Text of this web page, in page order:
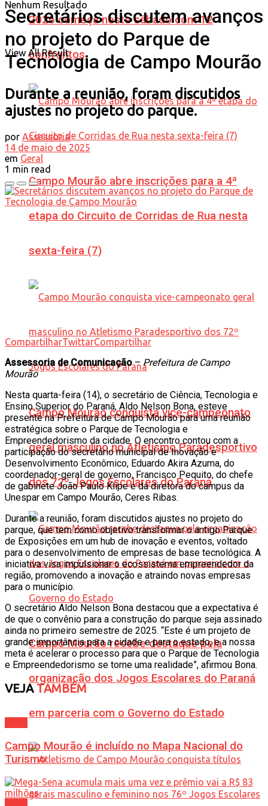
2026 começa neste sábado com 12
confrontos
Campo Mourão abre inscrições para a 4ª
etapa do Circuito de Corridas de Rua nesta
sexta-feira (7)
Campo Mourão conquista vice-campeonato
geral masculino no Atletismo Paradesportivo
dos 72º Jogos Escolares do Paraná
Campo Mourão recebe destaque pela
organização dos Jogos Escolares do Paraná
em parceria com o Governo do Estado
Nenhum Resultado
View All Result
Secretários discutem avanços
no projeto do Parque de
Tecnologia de Campo Mourão
Durante a reunião, foram discutidos
ajustes no projeto do parque.
por Assessoria
14 de maio de 2025
em Geral
1 min read
CompartilharTwittarCompartilhar
Assessoria de Comunicação– Prefeitura de Campo
Mourão
Nesta quarta-feira (14), o secretário de Ciência, Tecnologia e
Ensino Superior do Paraná, Aldo Nelson Bona, esteve
presente na Prefeitura de Campo Mourão para uma reunião
estratégica sobre o Parque de Tecnologia e
Empreendedorismo da cidade. O encontro contou com a
participação do secretário municipal de Inovação e
Desenvolvimento Econômico, Eduardo Akira Azuma, do
coordenador-geral de governo, Francisco Pequito, do chefe
de gabinete João Paulo Klipe e da diretora do campus da
Unespar em Campo Mourão, Ceres Ribas.
Durante a reunião, foram discutidos ajustes no projeto do
parque, que tem como objetivo transformar o antigo Parque
de Exposições em um hub de inovação e eventos, voltado
para o desenvolvimento de empresas de base tecnológica. A
iniciativa visa impulsionar o ecossistema empreendedor da
região, promovendo a inovação e atraindo novas empresas
para o município.
O secretário Aldo Nelson Bona destacou que a expectativa é
de que o convênio para a construção do parque seja assinado
ainda no primeiro semestre de 2025. “Este é um projeto de
grande importância para a cidade e para o estado, e a nossa
meta é acelerar o processo para que o Parque de Tecnologia
e Empreendedorismo se torne uma realidade”, afirmou Bona.
VEJATAMBÉM
Campo Mourão é incluído no Mapa Nacional do
Turismo